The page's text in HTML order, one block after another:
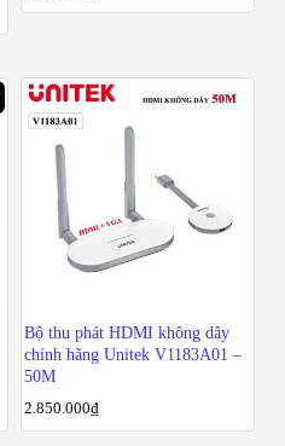
Bộ thu phát HDMI không dây
chính hãng Unitek V1183A01 –
50M
2.850.000₫